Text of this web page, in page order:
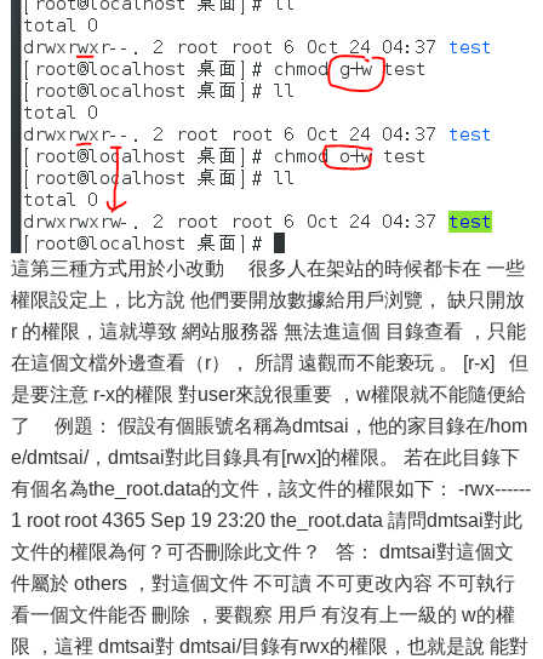
這第三種方式用於小改動 很多人在架站的時候都卡在 一些
權限設定上，比方說 他們要開放數據給用戶浏覽， 缺只開放
r 的權限，這就導致 網站服務器 無法進這個 目錄查看 ，只能
在這個文檔外邊查看（r）， 所謂 遠觀而不能亵玩 。 [r-x] 但
是要注意 r-x的權限 對user來說很重要 ，w權限就不能隨便給
了 例題： 假設有個賬號名稱為dmtsai，他的家目錄在/hom
e/dmtsai/，dmtsai對此目錄具有[rwx]的權限。 若在此目錄下
有個名為the_root.data的文件，該文件的權限如下： -rwx------
1 root root 4365 Sep 19 23:20 the_root.data 請問dmtsai對此
文件的權限為何？可否刪除此文件？ 答： dmtsai對這個文
件屬於 others ，對這個文件 不可讀 不可更改內容 不可執行
看一個文件能否 刪除 ，要觀察 用戶 有沒有上一級的 w的權
限 ，這裡 dmtsai對 dmtsai/目錄有rwx的權限，也就是說 能對